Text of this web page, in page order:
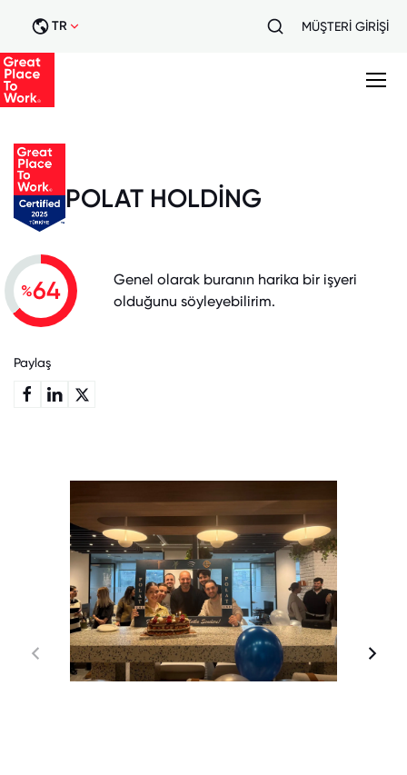
TR MÜŞTERİ GİRİŞİ
POLAT HOLDİNG
%64
Genel olarak buranın harika bir işyeri
olduğunu söyleyebilirim.
Paylaş